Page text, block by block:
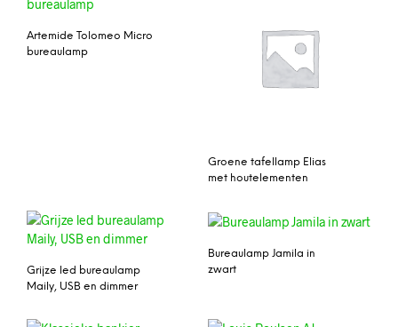
Artemide Tolomeo Micro
bureaulamp
Groene tafellamp Elias
met houtelementen
Grijze led bureaulamp
Maily, USB en dimmer
Bureaulamp Jamila in
zwart